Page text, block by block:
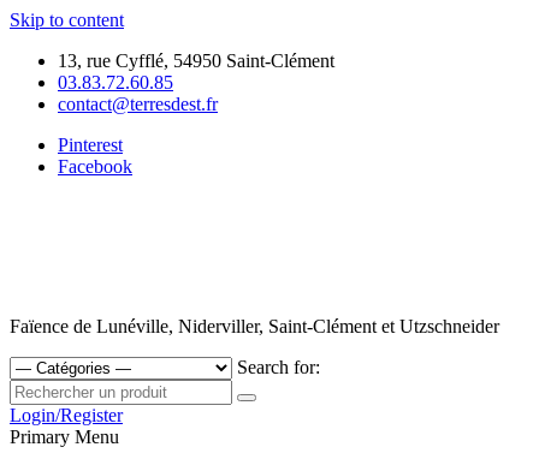
Skip to content
13, rue Cyfflé, 54950 Saint-Clément
03.83.72.60.85
contact@terresdest.fr
Pinterest
Facebook
Faïence de Lunéville, Niderviller, Saint-Clément et Utzschneider
Search for:
Login/Register
Primary Menu